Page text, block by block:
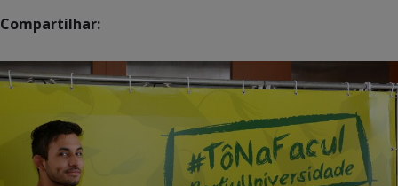
Compartilhar: